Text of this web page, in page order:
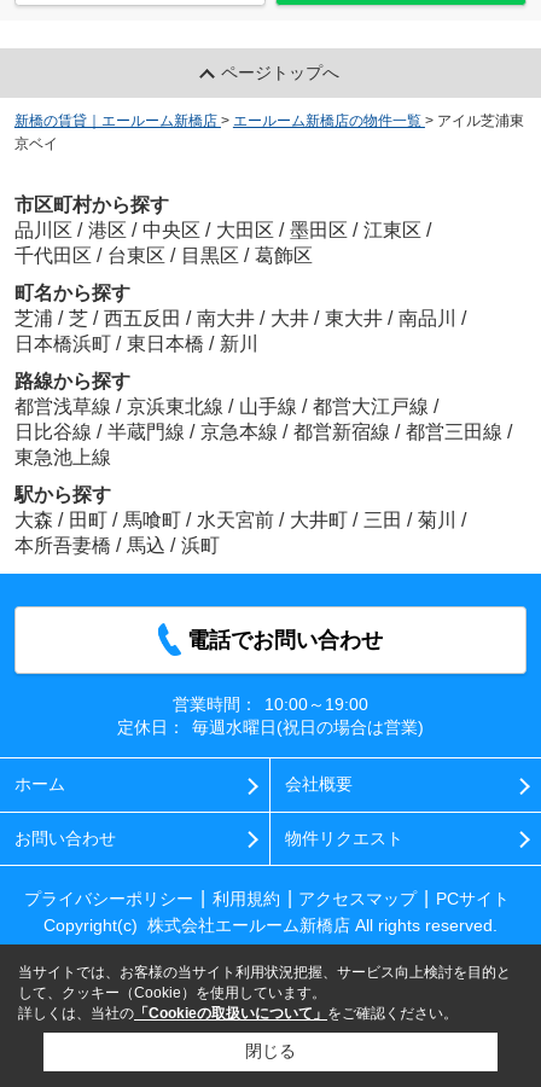
ページトップへ
新橋の賃貸｜エールーム新橋店 > エールーム新橋店の物件一覧 > アイル芝浦東
京ベイ
市区町村から探す
品川区 / 港区 / 中央区 / 大田区 / 墨田区 / 江東区 /
千代田区 / 台東区 / 目黒区 / 葛飾区
町名から探す
芝浦 / 芝 / 西五反田 / 南大井 / 大井 / 東大井 / 南品川 /
日本橋浜町 / 東日本橋 / 新川
路線から探す
都営浅草線 / 京浜東北線 / 山手線 / 都営大江戸線 /
日比谷線 / 半蔵門線 / 京急本線 / 都営新宿線 / 都営三田線 /
東急池上線
駅から探す
大森 / 田町 / 馬喰町 / 水天宮前 / 大井町 / 三田 / 菊川
/
本所吾妻橋 / 馬込 / 浜町
電話でお問い合わせ
営業時間：
10:00～19:00
定休日：
毎週水曜日(祝日の場合は営業)
ホーム 会社概要
お問い合わせ 物件リクエスト
プライバシーポリシー 利用規約 アクセスマップ
PCサイト
Copyright(c) 株式会社エールーム新橋店 All rights reserved.
当サイトでは、お客様の当サイト利用状況把握、サービス向上検討を目的と
して、クッキー（Cookie）を使用しています。
詳しくは、当社の 「Cookieの取扱いについて」 をご確認ください。
閉じる